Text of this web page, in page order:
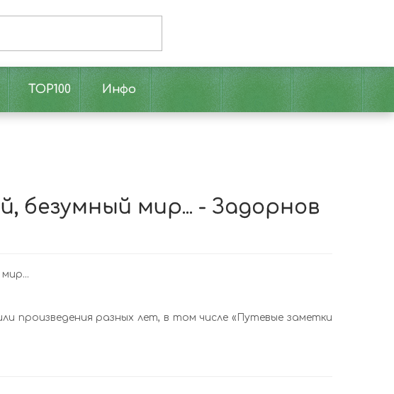
TOP100 Инфо
безумный мир... - Задорнов
произведения разных лет, в том числе «Путевые заметки